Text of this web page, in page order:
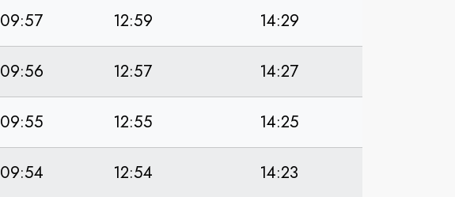
09:57 12:59 14:29
09:56 12:57 14:27
09:55 12:55 14:25
09:54 12:54 14:23